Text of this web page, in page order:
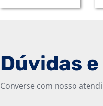
Dúvidas
Converse com nosso